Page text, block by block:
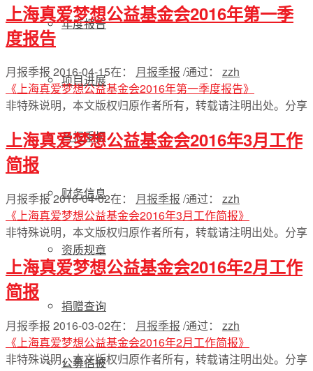
年度报告
项目进展
月报季报
财务信息
资质规章
捐赠查询
公募信披
上海真爱梦想公益基金会2016年第一季
度报告
月报季报 2016-04-15在： 月报季报 /通过： zzh
《上海真爱梦想公益基金会2016年第一季度报告》
非特殊说明，本文版权归原作者所有，转载请注明出处。 分享
上海真爱梦想公益基金会2016年3月工作
简报
月报季报2016-04-02在： 月报季报 /通过： zzh
《上海真爱梦想公益基金会2016年3月工作简报》
非特殊说明，本文版权归原作者所有，转载请注明出处。 分享
上海真爱梦想公益基金会2016年2月工作
简报
月报季报 2016-03-02在： 月报季报 /通过： zzh
《上海真爱梦想公益基金会2016年2月工作简报》
非特殊说明，本文版权归原作者所有，转载请注明出处。 分享